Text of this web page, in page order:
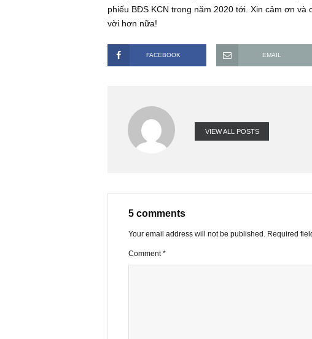
chung và những khuyến nghị cổ phiếu khu
bác gì cả, không biết là BBT có nhìn thấy
Mong BBT đưa ra vài phản bác cho các
phiếu BĐS KCN trong năm 2020 tới. Xin
FACEBOOK